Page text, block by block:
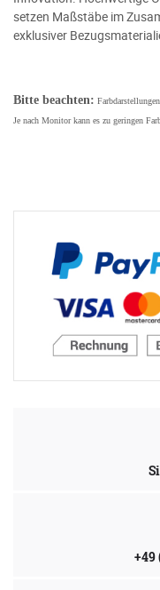
setzen Maßstäbe im
exklusiver
Bitte beachten:
Je nach Monitor kann es zu geringen
+49